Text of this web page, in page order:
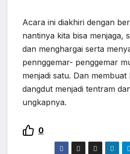
Acara ini diakhiri dengan
nantinya kita bisa menjaga,
dan menghargai serta
pennggemar- penggemar
menjadi satu. Dan
dangdut menjadi tentram
ungkapnya.
0